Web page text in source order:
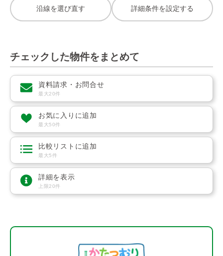
沿線を選び直す 詳細条件を設定する
チェックした物件をまとめて
資料請求・お問合せ
最大20件
お気に入りに追加
最大50件
比較リストに追加
最大5件
詳細を表示
上限20件